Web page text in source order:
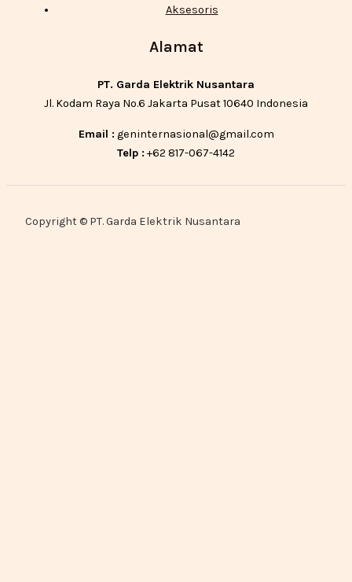
Aksesoris
Alamat
PT. Garda Elektrik Nusantara
Jl. Kodam Raya No.6 Jakarta Pusat 10640 Indonesia
Email : geninternasional@gmail.com
Telp :+62 817-067-4142
Copyright © PT. Garda Elektrik Nusantara